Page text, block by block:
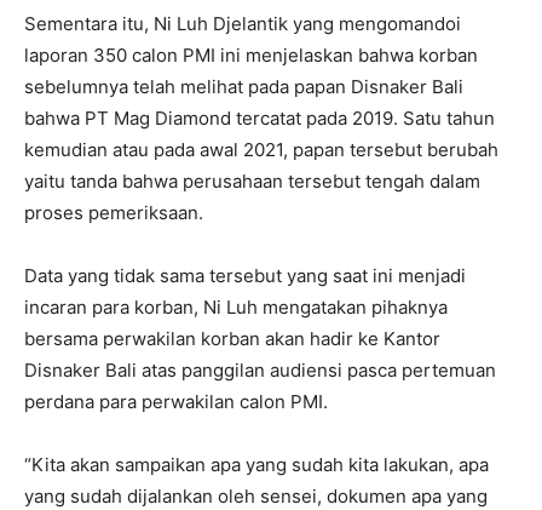
Sementara itu, Ni Luh Djelantik yang mengomandoi
laporan 350 calon PMI ini menjelaskan bahwa korban
sebelumnya telah melihat pada papan Disnaker Bali
bahwa PT Mag Diamond tercatat pada 2019. Satu tahun
kemudian atau pada awal 2021, papan tersebut berubah
yaitu tanda bahwa perusahaan tersebut tengah dalam
proses pemeriksaan.
Data yang tidak sama tersebut yang saat ini menjadi
incaran para korban, Ni Luh mengatakan pihaknya
bersama perwakilan korban akan hadir ke Kantor
Disnaker Bali atas panggilan audiensi pasca pertemuan
perdana para perwakilan calon PMI.
“Kita akan sampaikan apa yang sudah kita lakukan, apa
yang sudah dijalankan oleh sensei, dokumen apa yang